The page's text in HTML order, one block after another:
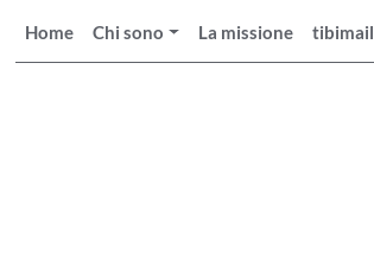
Home Chi sono La missione tibimail